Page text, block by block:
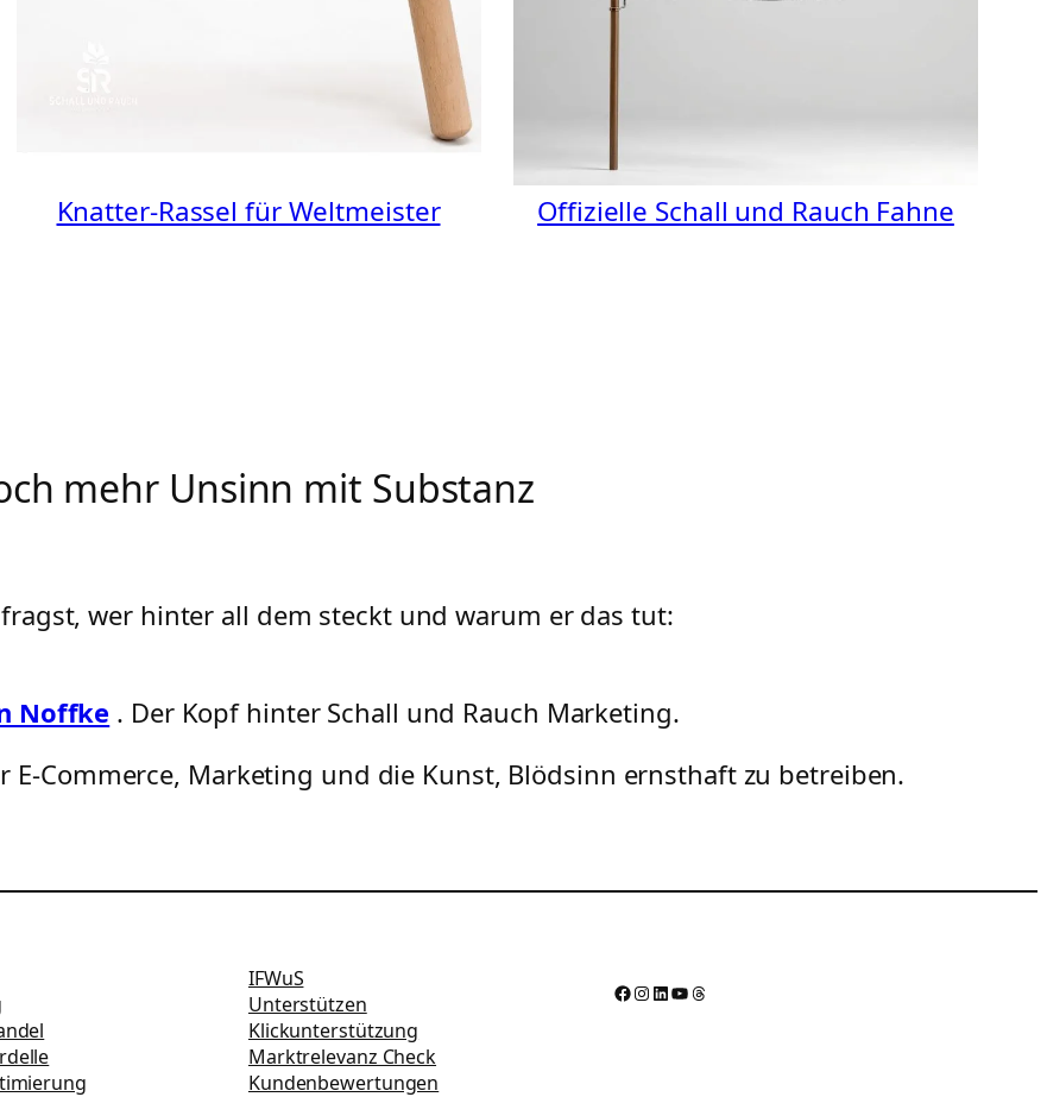
Knatter-Rassel für Weltmeister Offizielle Schall und Rauch Fahne
mehr Unsinn mit Substanz
wer hinter all dem steckt und warum er das tut:
Noffke . Der Kopf hinter Schall und Rauch Marketing.
Commerce, Marketing und die Kunst, Blödsinn ernsthaft zu betreiben.
IFWuS
Unterstützen
Klickunterstützung
Marktrelevanz Check
Kundenbewertungen
Facebook InstagramLinkedIn YouTube Threads